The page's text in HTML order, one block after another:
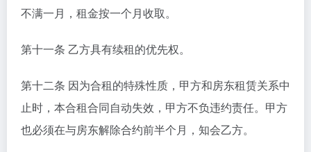
不满一月，租金按一个月收取。
第十一条 乙方具有续租的优先权。
第十二条 因为合租的特殊性质，甲方和房东租赁关系中
止时，本合租合同自动失效，甲方不负违约责任。甲方
也必须在与房东解除合约前半个月，知会乙方。